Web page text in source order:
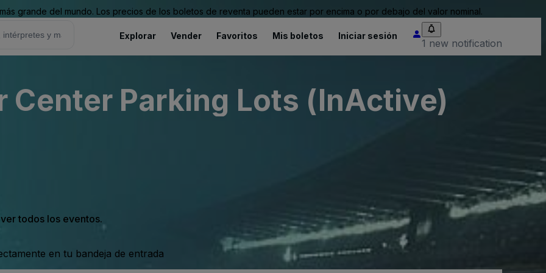
grande del mundo. Los precios de los boletos de reventa pueden estar por encima o por debajo del valor nominal.
Explorar Vender Favoritos Mis boletos Iniciar sesión
1 new notification
Center Parking Lots (InActive)
todos los eventos.
en tu bandeja de entrada